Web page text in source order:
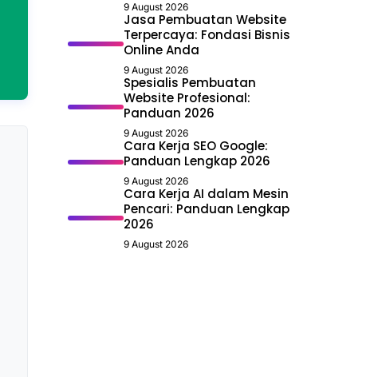
9 August 2026
Jasa Pembuatan Website
Terpercaya: Fondasi Bisnis
Online Anda
9 August 2026
Spesialis Pembuatan
Website Profesional:
Panduan 2026
9 August 2026
Cara Kerja SEO Google:
Panduan Lengkap 2026
9 August 2026
Cara Kerja AI dalam Mesin
Pencari: Panduan Lengkap
2026
9 August 2026